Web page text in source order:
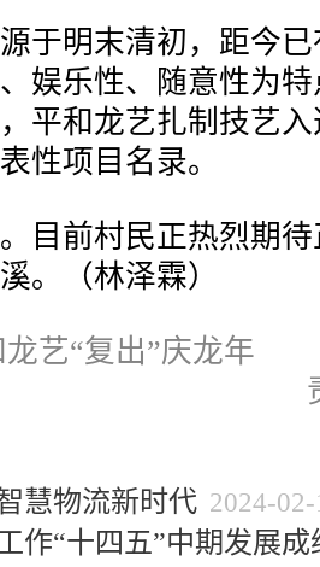
明末清初，距今已
娱乐性、随意性为
平和龙艺扎制技艺
性项目名录。
前村民正热烈期待
。（林泽霖）
艺“复出”庆龙年
慧物流新时代 2024-
作“十四五”中期发展成